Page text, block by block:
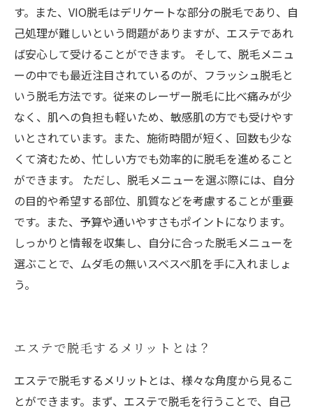
す。また、VIO脱毛はデリケートな部分の脱毛であり、自
己処理が難しいという問題がありますが、エステであれ
ば安心して受けることができます。 そして、脱毛メニュ
ーの中でも最近注目されているのが、フラッシュ脱毛と
いう脱毛方法です。従来のレーザー脱毛に比べ痛みが少
なく、肌への負担も軽いため、敏感肌の方でも受けやす
いとされています。また、施術時間が短く、回数も少な
くて済むため、忙しい方でも効率的に脱毛を進めること
ができます。 ただし、脱毛メニューを選ぶ際には、自分
の目的や希望する部位、肌質などを考慮することが重要
です。また、予算や通いやすさもポイントになります。
しっかりと情報を収集し、自分に合った脱毛メニューを
選ぶことで、ムダ毛の無いスベスベ肌を手に入れましょ
う。
エステで脱毛するメリットとは？
エステで脱毛するメリットとは、様々な角度から見るこ
とができます。まず、エステで脱毛を行うことで、自己